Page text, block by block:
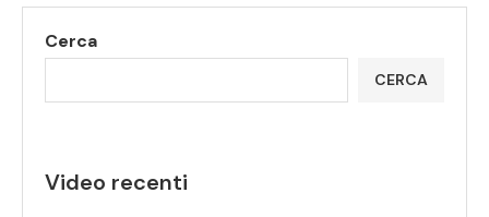
Cerca
CERCA
Video recenti